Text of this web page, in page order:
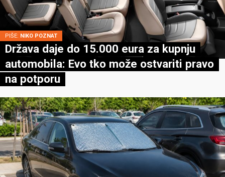
PIŠE: NIKO POZNAT
Država daje do 15.000 eura za kupnju
automobila: Evo tko može ostvariti pravo
na potporu